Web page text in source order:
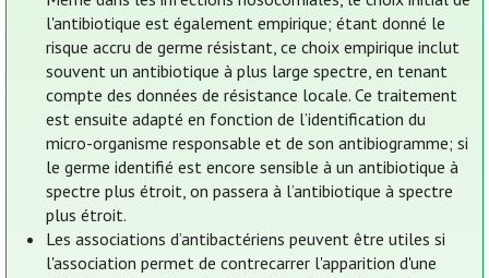
l'antibiotique est également empirique; étant donné le
risque accru de germe résistant, ce choix empirique inclut
souvent un antibiotique à plus large spectre, en tenant
compte des données de résistance locale. Ce traitement
est ensuite adapté en fonction de l’identification du
micro-organisme responsable et de son antibiogramme; si
le germe identifié est encore sensible à un antibiotique à
spectre plus étroit, on passera à l’antibiotique à spectre
plus étroit.
Les associations d’antibactériens peuvent être utiles si
l'association permet de contrecarrer l'apparition d'une